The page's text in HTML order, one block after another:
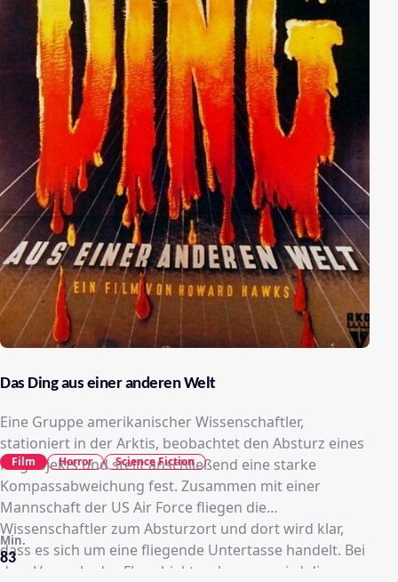
Das Ding aus einer anderen Welt
Eine Gruppe amerikanischer Wissenschaftler,
stationiert in der Arktis, beobachtet den Absturz eines
Flugobjekts und stellt anschließend eine starke
Kompassabweichung fest. Zusammen mit einer
Mannschaft der US Air Force fliegen die
Wissenschaftler zum Absturzort und dort wird klar,
dass es sich um eine fliegende Untertasse handelt. Bei
dem Versuch, das Flugobjekt zu bergen, wird dieses
83
Min.
Film Horror Science Fiction